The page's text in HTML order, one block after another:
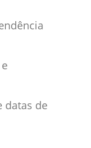
datas de